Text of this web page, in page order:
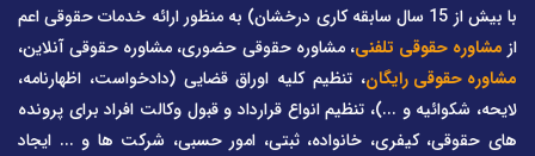
با بیش از 15 سال سابقه کاری درخشان) به منظور ارائه خدمات حقوقی اعم
از مشاوره حقوقی تلفنی، مشاوره حقوقی حضوری، مشاوره حقوقی آنلاین،
مشاوره حقوقی رایگان، تنظیم کلیه اوراق قضایی (دادخواست، اظهارنامه،
لایحه، شکوائیه و ...)، تنظیم انواع قرارداد و قبول وکالت افراد برای پرونده
های حقوقی، کیفری، خانواده، ثبتی، امور حسبی، شرکت ها و ... ایجاد